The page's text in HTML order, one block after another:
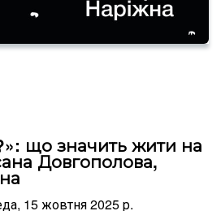
що значить жити на
Довгополова,
15 жовтня 2025 р.